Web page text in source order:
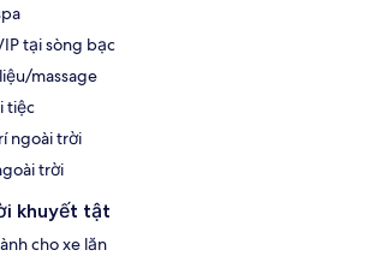
tại sòng bạc
massage
tiệc
ngoài trời
trời
khuyết tật
cho xe lăn